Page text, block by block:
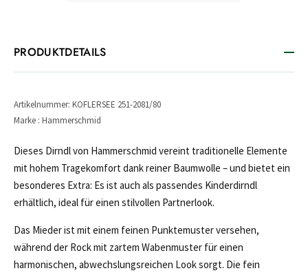
PRODUKTDETAILS
Artikelnummer: KOFLERSEE 251-2081/80
Marke : Hammerschmid
Dieses Dirndl von Hammerschmid vereint traditionelle Elemente
mit hohem Tragekomfort dank reiner Baumwolle – und bietet ein
besonderes Extra: Es ist auch als passendes Kinderdirndl
erhältlich, ideal für einen stilvollen Partnerlook.
Das Mieder ist mit einem feinen Punktemuster versehen,
während der Rock mit zartem Wabenmuster für einen
harmonischen, abwechslungsreichen Look sorgt. Die fein